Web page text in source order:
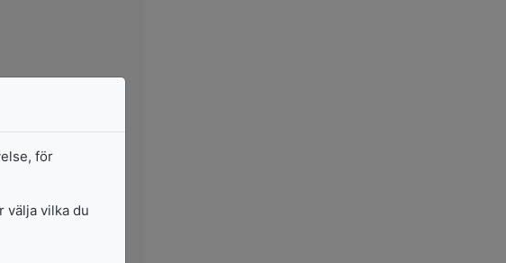
x 100cm
220kr
för
välja vilka du